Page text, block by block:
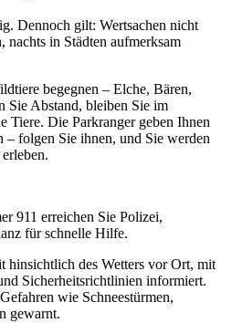
Dennoch gilt: Wertsachen nicht
nachts in Städten aufmerksam
begegnen – Elche, Bären,
Sie Abstand, bleiben Sie im
Tiere. Die Parkranger geben Ihnen
folgen Sie ihnen, und Sie werden
911 erreichen Sie Polizei,
für schnelle Hilfe.
hinsichtlich des Wetters vor Ort, mit
Sicherheitsrichtlinien informiert.
wie Schneestürmen,
gewarnt.